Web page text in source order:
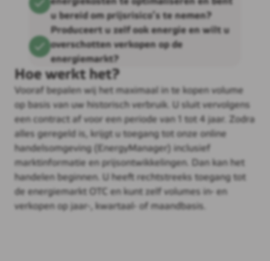
u bereid om prijsrisico’s te nemen?
Produceert u zelf ook energie en wilt u
overschotten verkopen op de
energiemarkt?
Hoe werkt het?
Vooraf bepalen wij het maximaal in te kopen volume
op basis van uw historisch verbruik. U sluit vervolgens
een contract af voor een periode van 1 tot 4 jaar. Zodra
alles geregeld is, krijgt u toegang tot onze online
handelsomgeving (EnergyManager) inclusief
marktinformatie en prijsontwikkelingen. Dan kan het
handelen beginnen. U heeft rechtstreeks toegang tot
de energiemarkt OTC en kunt zelf volumes in- en
verkopen op jaar-, kwartaal- of maandbasis.